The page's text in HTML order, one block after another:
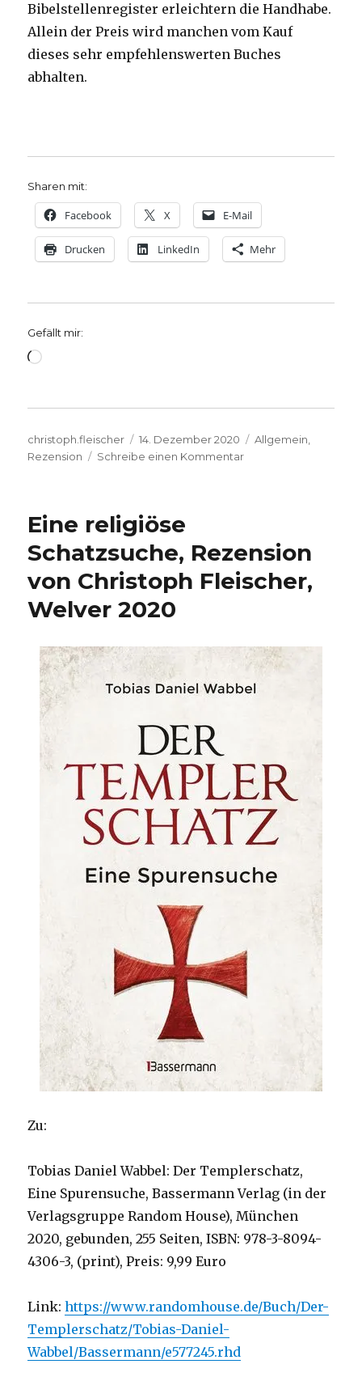
Bibelstellenregister erleichtern die Handhabe.
Allein der Preis wird manchen vom Kauf
dieses sehr empfehlenswerten Buches
abhalten.
Sharen mit:
Facebook X E-Mail
Drucken LinkedIn Mehr
Gefällt mir:
Wird
Autor
christoph.fleischer
Veröffentlicht
am
14. Dezember 2020 Kategorien
Allgemein,
Rezension
Schreibe einen Kommentarzu
Kirchen,
Rezension
von
Konrad
Eine religiöse
Schatzsuche, Rezension
von Christoph Fleischer,
Welver 2020
Zu:
Tobias Daniel Wabbel: Der Templerschatz,
Eine Spurensuche, Bassermann Verlag (in der
Verlagsgruppe Random House), München
2020, gebunden, 255 Seiten, ISBN: 978-3-8094-
4306-3, (print), Preis: 9,99 Euro
Link:https://www.randomhouse.de/Buch/Der-
Templerschatz/Tobias-Daniel-
Wabbel/Bassermann/e577245.rhd